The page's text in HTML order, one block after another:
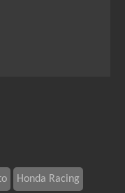
Honda Racing